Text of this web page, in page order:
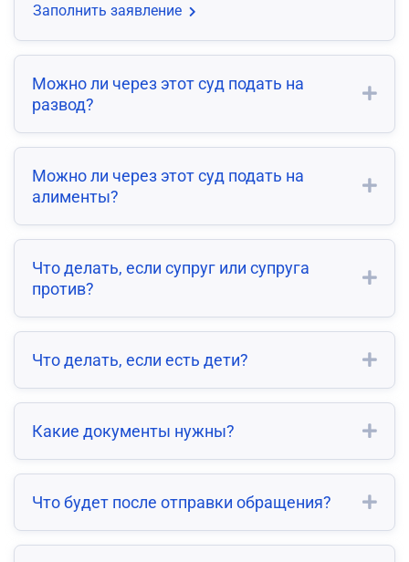
Заполнить заявление
Можно ли через этот суд подать на
развод?
Можно ли через этот суд подать на
алименты?
Что делать, если супруг или супруга
против?
Что делать, если есть дети?
Какие документы нужны?
Что будет после отправки обращения?